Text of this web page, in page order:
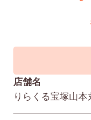
店舗名
りらくる宝塚山本